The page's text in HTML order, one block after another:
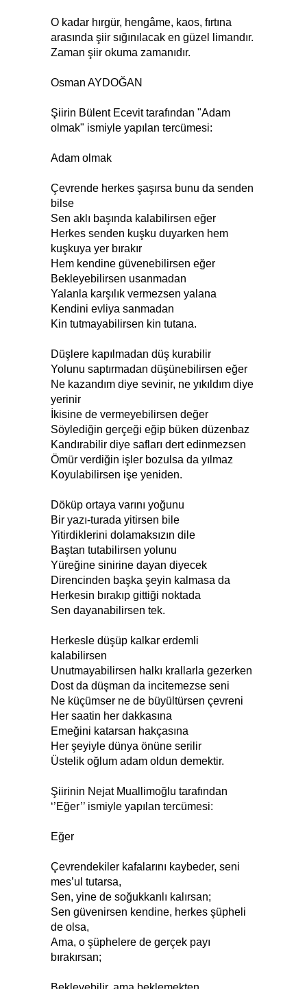
O kadar hırgür, hengâme, kaos, fırtına
arasında şiir sığınılacak en güzel limandır.
Zaman şiir okuma zamanıdır.
Osman AYDOĞAN
Şiirin Bülent Ecevit tarafından "Adam
olmak" ismiyle yapılan tercümesi:
Adam olmak
Çevrende herkes şaşırsa bunu da senden
bilse
Sen aklı başında kalabilirsen eğer
Herkes senden kuşku duyarken hem
kuşkuya yer bırakır
Hem kendine güvenebilirsen eğer
Bekleyebilirsen usanmadan
Yalanla karşılık vermezsen yalana
Kendini evliya sanmadan
Kin tutmayabilirsen kin tutana.
Düşlere kapılmadan düş kurabilir
Yolunu saptırmadan düşünebilirsen eğer
Ne kazandım diye sevinir, ne yıkıldım diye
yerinir
İkisine de vermeyebilirsen değer
Söylediğin gerçeği eğip büken düzenbaz
Kandırabilir diye safları dert edinmezsen
Ömür verdiğin işler bozulsa da yılmaz
Koyulabilirsen işe yeniden.
Döküp ortaya varını yoğunu
Bir yazı-turada yitirsen bile
Yitirdiklerini dolamaksızın dile
Baştan tutabilirsen yolunu
Yüreğine sinirine dayan diyecek
Direncinden başka şeyin kalmasa da
Herkesin bırakıp gittiği noktada
Sen dayanabilirsen tek.
Herkesle düşüp kalkar erdemli
kalabilirsen
Unutmayabilirsen halkı krallarla gezerken
Dost da düşman da incitemezse seni
Ne küçümser ne de büyültürsen çevreni
Her saatin her dakkasına
Emeğini katarsan hakçasına
Her şeyiyle dünya önüne serilir
Üstelik oğlum adam oldun demektir.
Şiirinin Nejat Muallimoğlu tarafından
‘’Eğer’’ ismiyle yapılan tercümesi:
Eğer
Çevrendekiler kafalarını kaybeder, seni
mes’ul tutarsa,
Sen, yine de soğukkanlı kalırsan;
Sen güvenirsen kendine, herkes şüpheli
de olsa,
Ama, o şüphelere de gerçek payı
bırakırsan;